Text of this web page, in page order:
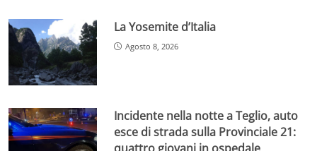
La Yosemite d’Italia
Agosto 8, 2026
Incidente nella notte a Teglio, auto
esce di strada sulla Provinciale 21: